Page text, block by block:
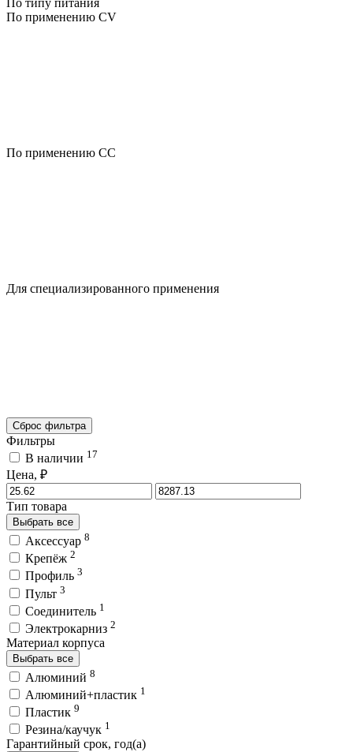
По применению CV
По применению CC
Для специализированного применения
Сброс фильтра
Фильтры
В наличии 17
Цена, ₽
Тип товара
Выбрать все
Аксессуар 8
Крепёж 2
Профиль 3
Пульт 3
Соединитель 1
Электрокарниз 2
Материал корпуса
Выбрать все
Алюминий 8
Алюминий+пластик 1
Пластик 9
Резина/каучук 1
Гарантийный срок, год(а)